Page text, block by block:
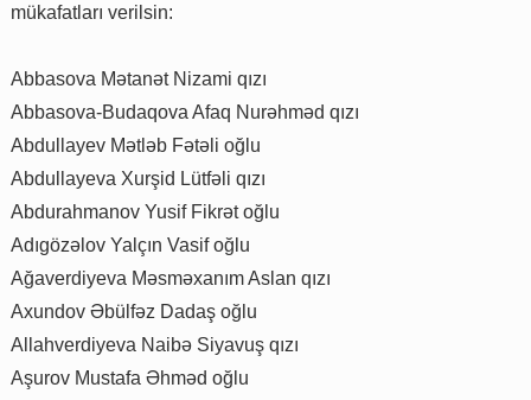
mükafatları verilsin:
Abbasova Mətanət Nizami qızı
Abbasova-Budaqova Afaq Nurəhməd qızı
Abdullayev Mətləb Fətəli oğlu
Abdullayeva Xurşid Lütfəli qızı
Abdurahmanov Yusif Fikrət oğlu
Adıgözəlov Yalçın Vasif oğlu
Ağaverdiyeva Məsməxanım Aslan qızı
Axundov Əbülfəz Dadaş oğlu
Allahverdiyeva Naibə Siyavuş qızı
Aşurov Mustafa Əhməd oğlu